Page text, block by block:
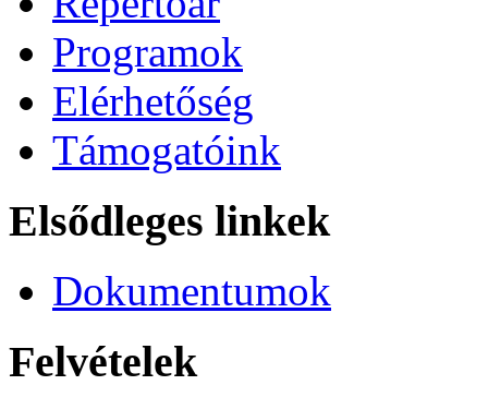
Programok
Elérhetőség
Támogatóink
Elsődleges linkek
Dokumentumok
Felvételek